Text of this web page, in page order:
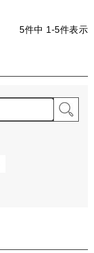
5件中 1-5件表示